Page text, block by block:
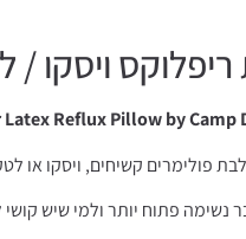
Reflux Pillow by Camp
פולימרים קשיחים, ויסקו או
נשימה פתוח יותר ולמי שיש